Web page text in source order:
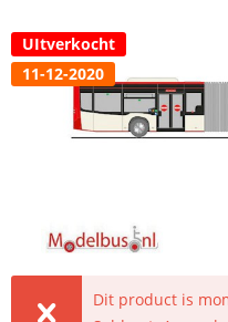
UItverkocht
11-12-2020
Dit product is